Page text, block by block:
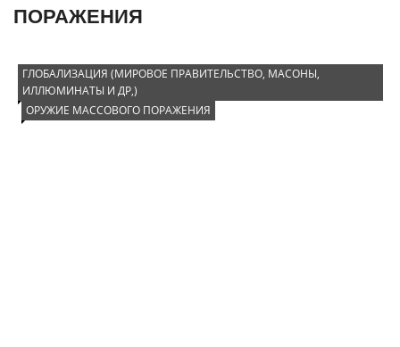
ПОРАЖЕНИЯ
ГЛОБАЛИЗАЦИЯ (МИРОВОЕ ПРАВИТЕЛЬСТВО, МАСОНЫ,
ИЛЛЮМИНАТЫ И ДР,)
ОРУЖИЕ МАССОВОГО ПОРАЖЕНИЯ